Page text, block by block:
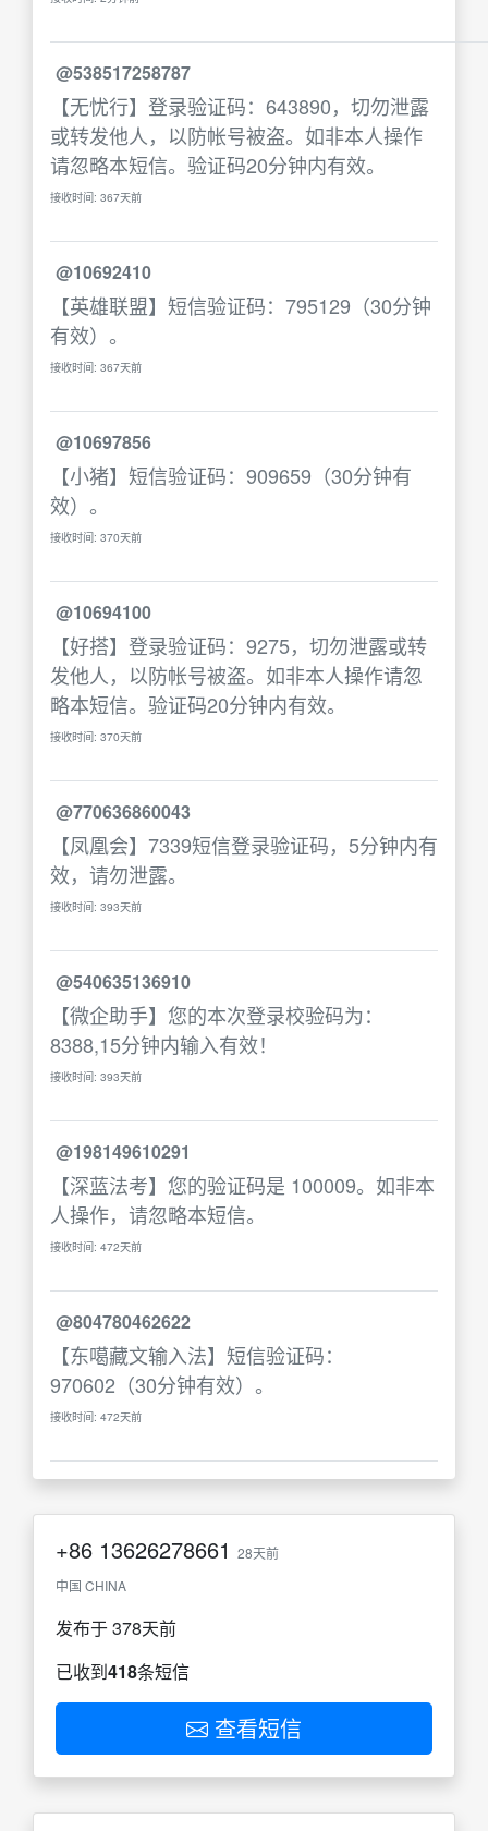
@538517258787
【无忧行】登录验证码：643890，切勿泄露
或转发他人，以防帐号被盗。如非本人操作
请忽略本短信。验证码20分钟内有效。
接收时间: 367天前
@10692410
【英雄联盟】短信验证码：795129（30分钟
有效）。
接收时间: 367天前
@10697856
【小猪】短信验证码：909659（30分钟有
效）。
接收时间: 370天前
@10694100
【好搭】登录验证码：9275，切勿泄露或转
发他人，以防帐号被盗。如非本人操作请忽
略本短信。验证码20分钟内有效。
接收时间: 370天前
@770636860043
【凤凰会】7339短信登录验证码，5分钟内有
效，请勿泄露。
接收时间: 393天前
@540635136910
【微企助手】您的本次登录校验码为：
8388,15分钟内输入有效！
接收时间: 393天前
@198149610291
【深蓝法考】您的验证码是 100009。如非本
人操作，请忽略本短信。
接收时间: 472天前
@804780462622
【东噶藏文输入法】短信验证码：
970602（30分钟有效）。
接收时间: 472天前
+86 13626278661 28天前
中国 CHINA
发布于 378天前
已收到418条短信
查看短信